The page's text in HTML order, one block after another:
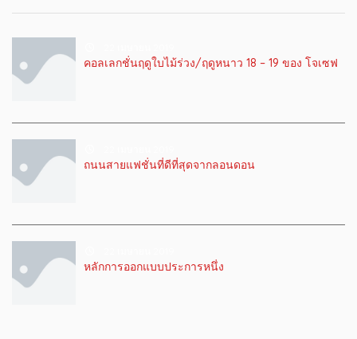
คอลเลกชั่นฤดูใบไม้ร่วง/ฤดูหนาว 18 – 19 ของ โจเซฟ
ถนนสายแฟชั่นที่ดีที่สุดจากลอนดอน
หลักการออกแบบประการหนึ่ง